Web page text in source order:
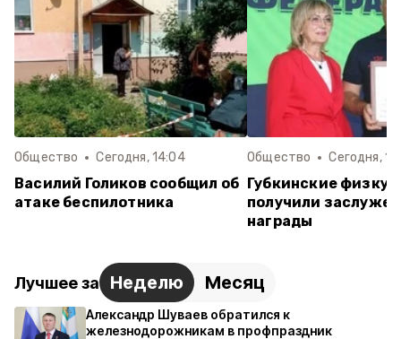
Общество Сегодня, 14:04
Василий Голиков сообщил об
атаке беспилотника
Общество Сегодня,
Губкинские
получили
награды
Лучшее за Неделю Месяц
Александр Шуваев обратился к
железнодорожникам в профпраздник